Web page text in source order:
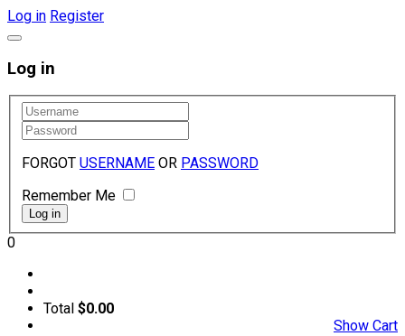
Log in Register
Log in
FORGOT USERNAME OR PASSWORD
Remember Me
0
Total $0.00
Show Cart